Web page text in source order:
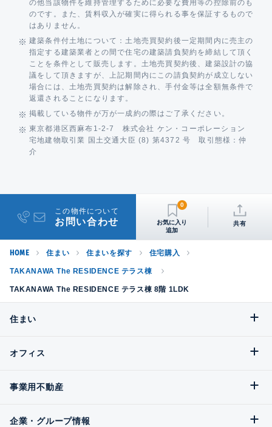
の他当該物件を維持管理するために必要な費用等の控除前のも
のです。また、賃料収入が確実に得られる事を保証するもので
はありません。
建築条件付土地について：土地売買契約後一定期間内に売主の
指定する建築業者との間で住宅の建築請負契約を締結して頂く
ことを条件として販売します。土地売買契約後、建築設計の協
議をして頂きますが、上記期間内にこの請負契約が成立しない
場合には、土地売買契約は解除され、手付金等は全額無条件で
返還されることになります。
掲載している物件が万が一成約の際はご了承ください。
東京都港区西麻布1-2-7 株式会社 ケン・コーポレーション
宅地建物取引業 国土交通大臣 (8) 第4372 号 取引態様：仲
介
この物件について
お問い合わせ
0
共有
HOME 住まい 住まいを探す 住宅購入
TAKANAWA The RESIDENCE テラス棟
TAKANAWA The RESIDENCE テラス棟 8階 1LDK
住まい
オフィス
事業用不動産
企業・グループ情報